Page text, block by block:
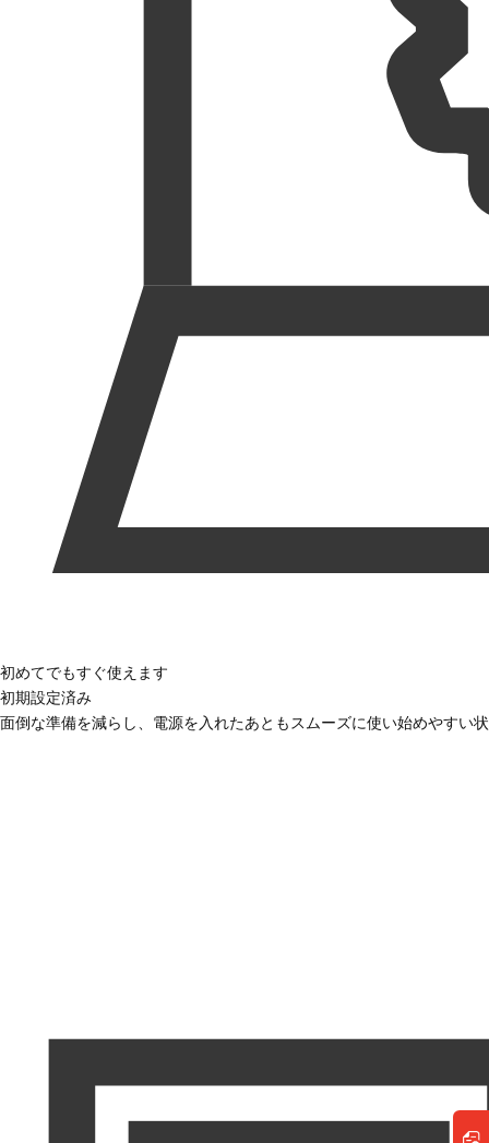
初めてでもすぐ使えます
初期設定済み
面倒な準備を減らし、電源を入れたあともスムーズに使い始めやすい